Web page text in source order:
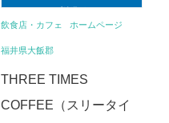
飲食店・カフェ ホームページ
福井県大飯郡
THREE TIMES
COFFEE（スリータイ